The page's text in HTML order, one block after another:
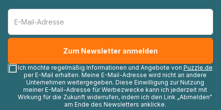
Ich möchte regelmäßig Informationen und Angebote von Puzzle.de
per E-Mail erhalten. Meine E-Mail-Adresse wird nicht an andere
Unternehmen weitergegeben. Diese Einwilligung zur Nutzung
meiner E-Mail-Adresse für Werbezwecke kann ich jederzeit mit
Wirkung für die Zukunft widerrufen, indem ich den Link „Abmelden"
am Ende des Newsletters anklicke.